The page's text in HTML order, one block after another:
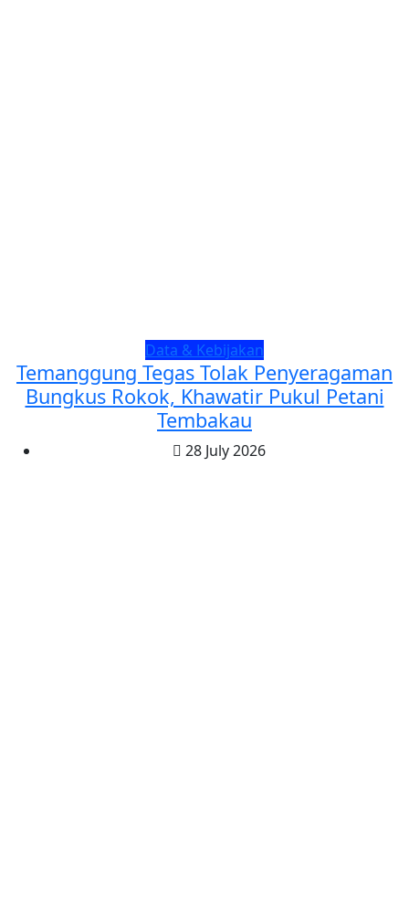
Data & Kebijakan
Temanggung Tegas Tolak Penyeragaman
Bungkus Rokok, Khawatir Pukul Petani
Tembakau
28 July 2026